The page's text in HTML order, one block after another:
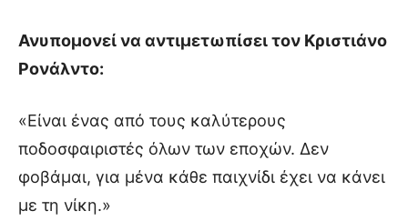
Ανυπομονεί να αντιμετωπίσει τον Κριστιάνο
Ρονάλντο:
«Είναι ένας από τους καλύτερους
ποδοσφαιριστές όλων των εποχών. Δεν
φοβάμαι, για μένα κάθε παιχνίδι έχει να κάνει
με τη νίκη.»